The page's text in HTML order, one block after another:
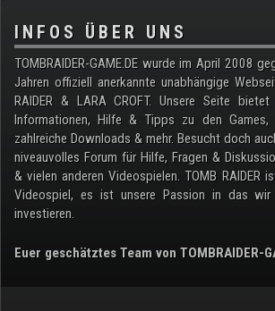
INFOS ÜBER UNS
TOMBRAIDER-GAME.DE wurde im April 2008
Jahren offiziell anerkannte unabhängige
RAIDER & LARA CROFT. Unsere Seite
Informationen, Hilfe & Tipps zu den Games,
zahlreiche Downloads & mehr. Besucht doch
niveauvolles Forum für Hilfe, Fragen &
& vielen anderen Videospielen. TOMB RAIDER
Videospiel, es ist unsere Passion in das
investieren.
Euer geschätztes Team von TOMBRAIDER-